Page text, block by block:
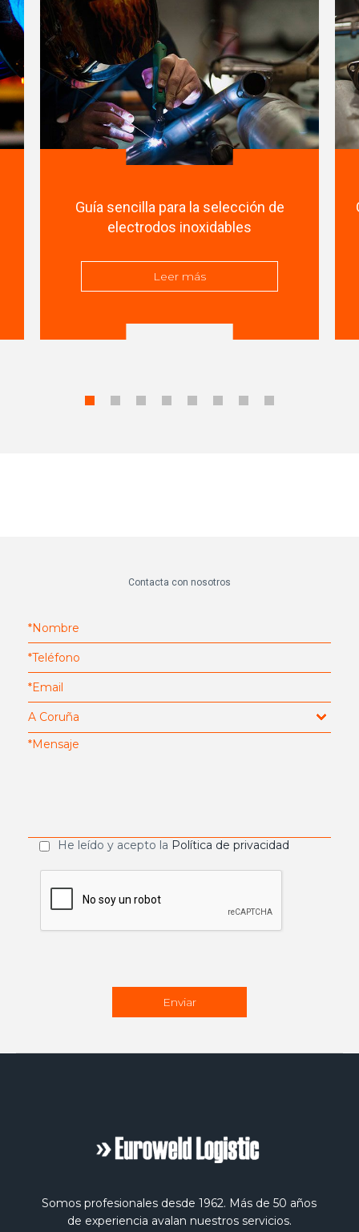
Guía sencilla para la selección de
electrodos inoxidables
Leer más
Contacta con nosotros
He leído y acepto la Política de privacidad
Somos profesionales desde 1962. Más de 50 años
de experiencia avalan nuestros servicios.